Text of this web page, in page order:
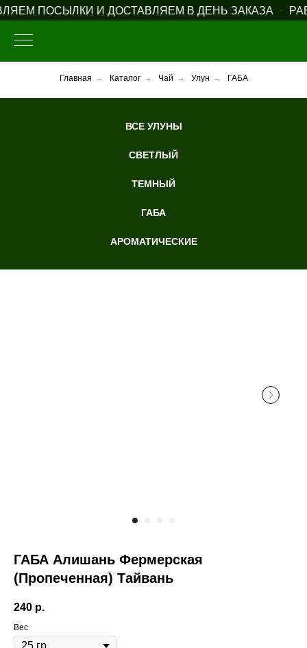
ПОСЫЛКИ И ДОСТАВЛЯЕМ В ДЕНЬ ЗАКАЗА
Главная → Каталог → Чай → Улун → ГАБА
ВСЕ УЛУНЫ
СВЕТЛЫЙ
ТЕМНЫЙ
ГАБА
АРОМАТИЧЕСКИЕ
ГАБА Алишань Фермерская
(Пропеченная) Тайвань
240 р.
Вес